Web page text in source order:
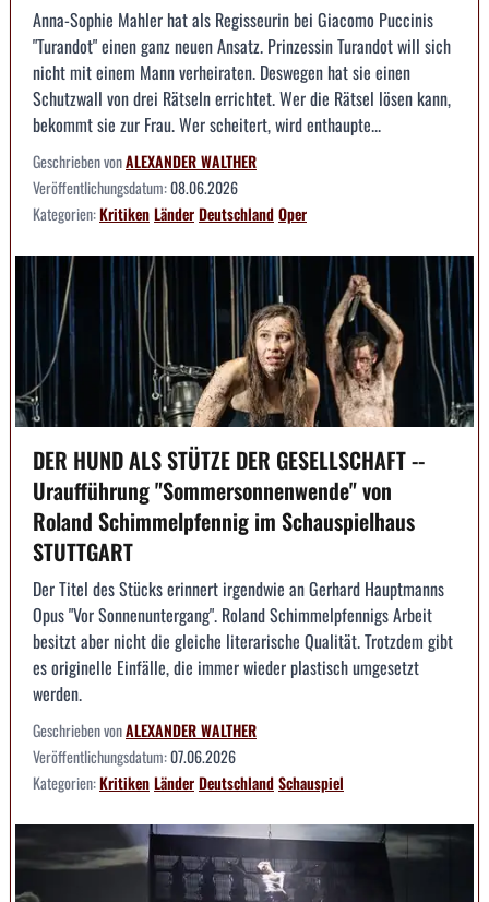
Anna-Sophie Mahler hat als Regisseurin bei Giacomo Puccinis
"Turandot" einen ganz neuen Ansatz. Prinzessin Turandot will sich
nicht mit einem Mann verheiraten. Deswegen hat sie einen
Schutzwall von drei Rätseln errichtet. Wer die Rätsel lösen kann,
bekommt sie zur Frau. Wer scheitert, wird enthaupte...
Geschrieben vonALEXANDER WALTHER
Veröffentlichungsdatum:08.06.2026
Kategorien:KritikenLänderDeutschlandOper
DER HUND ALS STÜTZE DER GESELLSCHAFT --
Uraufführung "Sommersonnenwende" von
Roland Schimmelpfennig im Schauspielhaus
STUTTGART
Der Titel des Stücks erinnert irgendwie an Gerhard Hauptmanns
Opus "Vor Sonnenuntergang". Roland Schimmelpfennigs Arbeit
besitzt aber nicht die gleiche literarische Qualität. Trotzdem gibt
es originelle Einfälle, die immer wieder plastisch umgesetzt
werden.
Geschrieben vonALEXANDER WALTHER
Veröffentlichungsdatum:07.06.2026
Kategorien:KritikenLänderDeutschlandSchauspiel